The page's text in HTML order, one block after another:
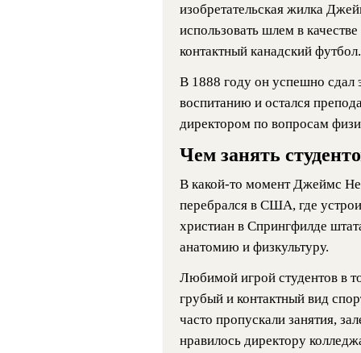
изобретательская жилка
использовать шлем в
контактный канадский футбол.
В 1888 году он успешно сдал
воспитанию и остался
директором по вопросам
Чем занять
В какой-то момент Джеймс
перебрался в США, где
христиан в Спрингфилде
анатомию и физкультуру.
Любимой игрой студентов в
грубый и контактный вид
часто пропускали занятия,
нравилось директору